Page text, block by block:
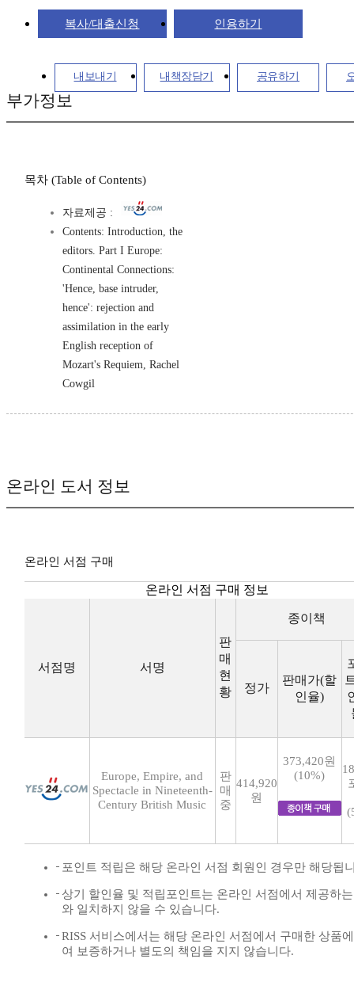
복사/대출신청 인용하기
내보내기 내책장담기 공유하기
부가정보
목차 (Table of Contents)
자료제공 :
Contents: Introduction, the
editors. Part I Europe:
Continental Connections:
'Hence, base intruder,
hence': rejection and
assimilation in the early
English reception of
Mozart's Requiem, Rachel
Cowgil
온라인 도서 정보
온라인 서점 구매
온라인 서점 구매 정보
서점명 서명
판
매
현
황
종이책
정가
판매가(할
인율)
Europe, Empire, and
Spectacle in Nineteenth-
Century British Music
판
매
중
414,920
원
373,420원
(10%)
포인트 적립은 해당 온라인 서점 회원인 경우만 해당됩
상기 할인율 및 적립포인트는 온라인 서점에서 제공하
와 일치하지 않을 수 있습니다.
RISS 서비스에서는 해당 온라인 서점에서 구매한 상품
여 보증하거나 별도의 책임을 지지 않습니다.